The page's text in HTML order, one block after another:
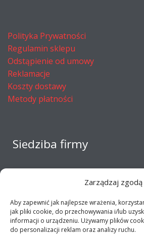
Zarządzaj zgodą
Aby zapewnić jak najlepsze wrażenia,
jak pliki cookie, do przechowywania i/lub
informacji o urządzeniu. Używamy plików
do personalizacji reklam oraz analizy ruchu.
Polityka Prywatności
Regulamin sklepu
Odstąpienie od umowy
Reklamacje
Koszty dostawy
Metody płatności
Siedziba firmy